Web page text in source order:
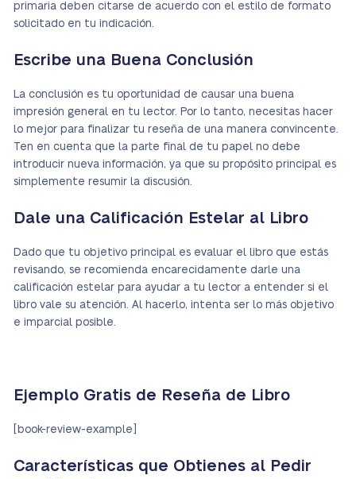
primaria deben citarse de acuerdo con el estilo de formato
solicitado en tu indicación.
Escribe una Buena Conclusión
La conclusión es tu oportunidad de causar una buena
impresión general en tu lector. Por lo tanto, necesitas hacer
lo mejor para finalizar tu reseña de una manera convincente.
Ten en cuenta que la parte final de tu papel no debe
introducir nueva información, ya que su propósito principal es
simplemente resumir la discusión.
Dale una Calificación Estelar al Libro
Dado que tu objetivo principal es evaluar el libro que estás
revisando, se recomienda encarecidamente darle una
calificación estelar para ayudar a tu lector a entender si el
libro vale su atención. Al hacerlo, intenta ser lo más objetivo
e imparcial posible.
Ejemplo Gratis de Reseña de Libro
[book-review-example]
Características que Obtienes al Pedir